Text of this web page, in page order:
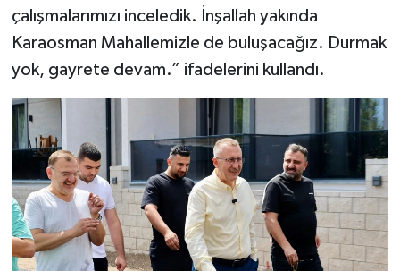
çalışmalarımızı inceledik. İnşallah yakında
Karaosman Mahallemizle de buluşacağız. Durmak
yok, gayrete devam.” ifadelerini kullandı.